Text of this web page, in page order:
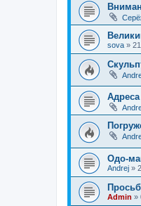
sova »
Одо-
Andrej »
Admin »